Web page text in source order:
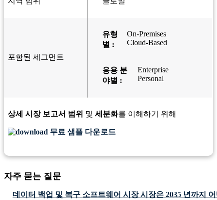
포함된 세그먼트
유형
별 :
On-Premises
Cloud-Based
응용 분
야별 :
Enterprise
Personal
상세 시장 보고서 범위 및 세분화를 이해하기 위해
무료 샘플 다운로드
자주 묻는 질문
데이터 백업 및 복구 소프트웨어 시장 시장은 2035 년까지